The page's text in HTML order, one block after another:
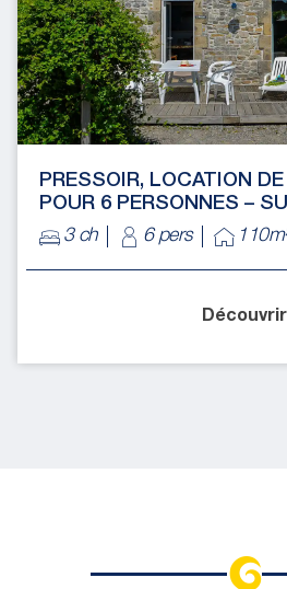
PRESSOIR, LOCATION
POUR 6 PERSONNES –
3 ch
6 pers
Découvrir